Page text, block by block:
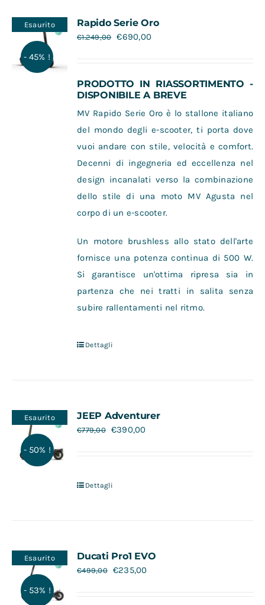
Contatti
Esaurito
- 45% !
Rapido Serie Oro
€1.249,00 €690,00
PRODOTTO IN RIASSORTIMENTO -
DISPONIBILE A BREVE
MV Rapido Serie Oro è lo stallone italiano
del mondo degli e-scooter, ti porta dove
vuoi andare con stile, velocità e comfort.
Decenni di ingegneria ed eccellenza nel
design incanalati verso la combinazione
dello stile di una moto MV Agusta nel
corpo di un e-scooter.
Un motore brushless allo stato dell'arte
fornisce una potenza continua di 500 W.
Si garantisce un'ottima ripresa sia in
partenza che nei tratti in salita senza
subire rallentamenti nel ritmo.
Dettagli
Esaurito
- 50% !
JEEP Adventurer
€779,00 €390,00
Dettagli
Esaurito
- 53% !
Ducati Pro1 EVO
€499,00 €235,00